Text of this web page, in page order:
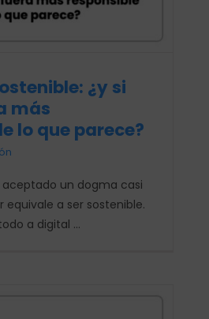
¿y si
más
lo que parece?
un dogma casi
a ser sostenible.
a digital ...